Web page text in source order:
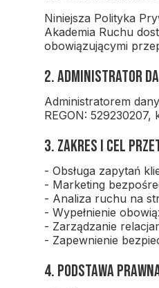
Niniejsza Polityka
Akademia Ruchu
obowiązującymi
2. Administrator
Administratorem
REGON:
3. Zakres i cel
- Obsługa zapytań
- Marketing
- Analiza ruchu na
- Wypełnienie
- Zarządzanie
- Zapewnienie
4. Podstawa